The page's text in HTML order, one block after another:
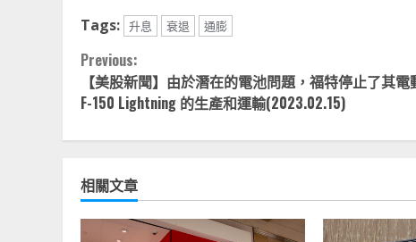
Tags: 升息 衰退 通膨
Continue
Reading
Previous:
【美股新聞】由於潛在的電池問題，福特停止了其電
F-150 Lightning 的生產和運輸(2023.02.15)
相關文章